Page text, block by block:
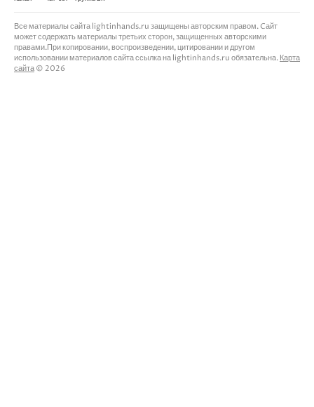
Все материалы сайта lightinhands.ru защищены авторским правом. Cайт
может содержать материалы третьих сторон, защищенных авторскими
правами.При копировании, воспроизведении, цитировании и другом
использовании материалов сайта ссылка на lightinhands.ru обязательна. Карта
сайта © 2026